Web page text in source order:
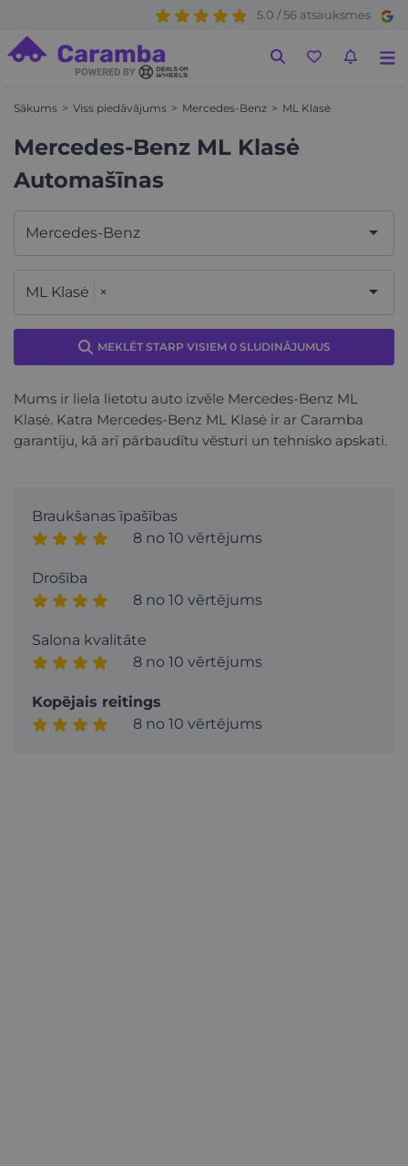
5.0 / 56 atsauksmes
Sākums Viss piedāvājums Mercedes-Benz ML Klasė
Mercedes-Benz ML Klasė
Automašīnas
Mercedes-Benz
ML Klasė ×
MEKLĒT STARP VISIEM 0 SLUDINĀJUMUS
Mums ir liela lietotu auto izvēle Mercedes-Benz ML
Klasė. Katra Mercedes-Benz ML Klasė ir ar Caramba
garantiju, kā arī pārbaudītu vēsturi un tehnisko apskati.
Braukšanas īpašības
8 no 10 vērtējums
Drošība
8 no 10 vērtējums
Salona kvalitāte
8 no 10 vērtējums
Kopējais reitings
8 no 10 vērtējums